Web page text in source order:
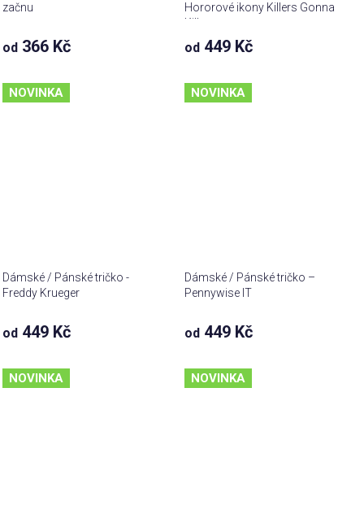
začnu
od 366 Kč
Hororové ikony Killers Gonna
Kill
od 449 Kč
NOVINKA
Dámské / Pánské tričko -
Freddy Krueger
od 449 Kč
NOVINKA
Dámské / Pánské tričko –
Pennywise IT
od 449 Kč
NOVINKA NOVINKA